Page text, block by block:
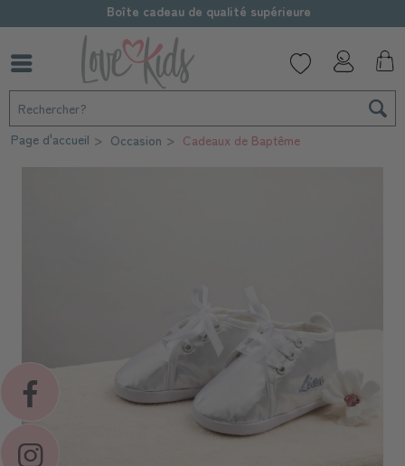
Boîte cadeau de qualité supérieure
Page d'accueil Occasion Cadeaux de Baptême